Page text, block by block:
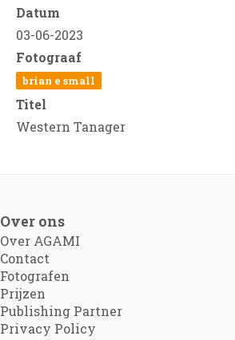
Datum
03-06-2023
Fotograaf
brian e small
Titel
Western Tanager
Over ons
Over AGAMI
Contact
Fotografen
Prijzen
Publishing Partner
Privacy Policy